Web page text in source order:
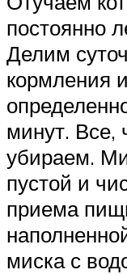
постоянно
Делим
кормления
минут. Все,
убираем.
пустой и
приема
миска с